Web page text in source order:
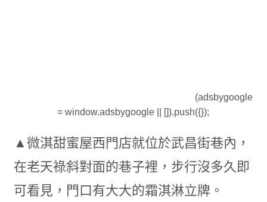
(adsbygoogle
= window.adsbygoogle || []).push({});
▲微淇甜蜜屋西門店就位於武昌街巷內，
在老天祿斜對面的巷子裡，步行沒多久即
可看見，門口有大大的霜淇淋立牌。